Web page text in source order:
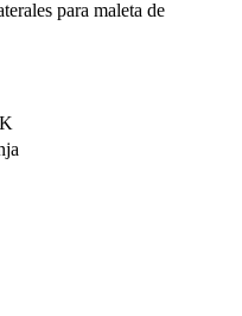
para maleta de